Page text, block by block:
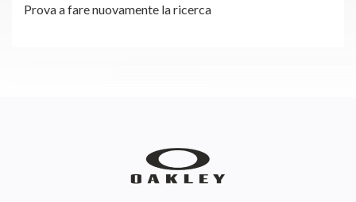
Prova a fare nuovamente la ricerca